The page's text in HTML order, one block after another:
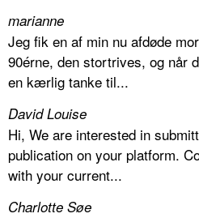
marianne
Jeg fik en af min nu afdøde
90érne, den stortrives, og når
en kærlig tanke til...
David Louise
Hi, We are interested in
publication on your platform.
with your current...
Charlotte Søe